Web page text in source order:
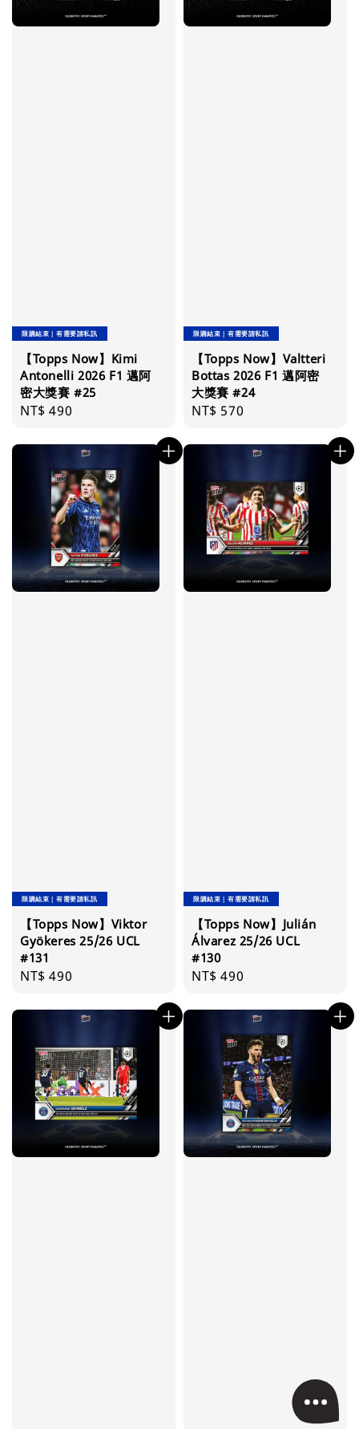
限購結束｜有需要請私訊
【Topps Now】Kimi
Antonelli 2026 F1 邁阿
密大獎賽 #25
Regular
NT$ 490
限購結束｜有需要請私訊
【Topps Now】Valtteri
Bottas 2026 F1 邁阿密
大獎賽 #24
Regular
NT$ 570
限購結束｜有需要請私訊
【Topps Now】Viktor
Gyökeres 25/26 UCL
#131
Regular
NT$ 490
限購結束｜有需要請私訊
【Topps Now】Julián
Álvarez 25/26 UCL
#130
Regular
NT$ 490